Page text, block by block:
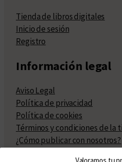
Tienda de libros digitales
Inicio de sesión
Registro
Información legal
Aviso Legal
Política de privacidad
Política de cookies
Términos y condiciones de la
¿Cómo publicar con nosotros?